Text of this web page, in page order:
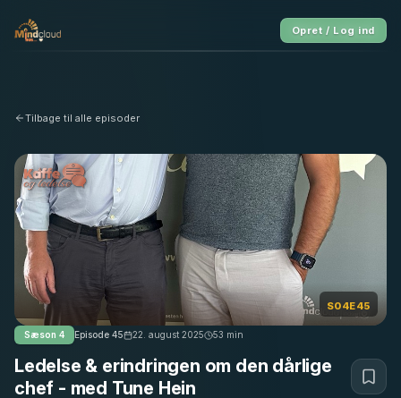
Opret / Log ind
Tilbage til alle episoder
S04E45
Sæson 4 Episode 45 22. august 2025 53 min
Ledelse & erindringen om den dårlige
chef - med Tune Hein